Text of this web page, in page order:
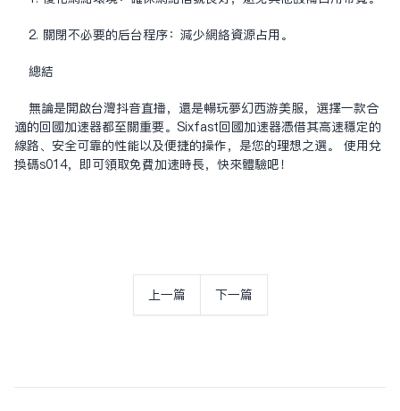
2. 关闭不必要的后台程序：减少网络资源占用。
总结
无论是开启台湾抖音直播，还是畅玩梦幻西游美服，选择一款合
适的回国加速器都至关重要。Sixfast回国加速器凭借其高速稳定的
线路、安全可靠的性能以及便捷的操作，是您的理想之选。 使用兑
换码s014，即可领取免费加速时长，快来体验吧！
上一篇 下一篇